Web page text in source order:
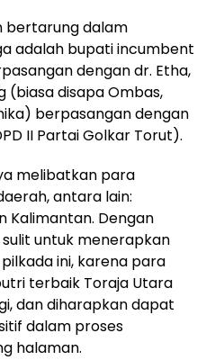
bertarung dalam
adalah bupati incumbent
dengan dr. Etha,
(biasa disapa Ombas,
berpasangan dengan
II Partai Golkar Torut).
melibatkan para
antara lain:
Kalimantan. Dengan
untuk menerapkan
ini, karena para
terbaik Toraja Utara
dan diharapkan dapat
dalam proses
halaman.